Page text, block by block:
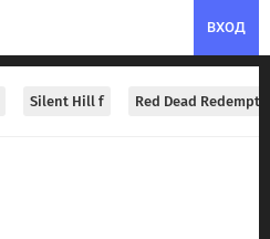
ВХОД
Silent Hill f Red Dead